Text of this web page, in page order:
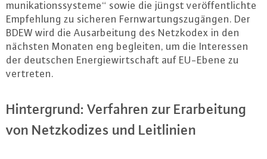
mu­ni­ka­ti­ons­sys­te­me“ sowie die jüngst ver­öf­fent­lich­te
Emp­feh­lung zu sicheren Fern­war­tungs­zu­gän­gen. Der
BDEW wird die Aus­ar­bei­tung des Netzkodex in den
nächsten Monaten eng begleiten, um die In­ter­es­sen
der deutschen En­er­gie­wirt­schaft auf EU-Ebene zu
vertreten.
Hin­ter­grund: Verfahren zur Er­ar­bei­tung
von Netz­ko­di­zes und Leit­li­ni­en